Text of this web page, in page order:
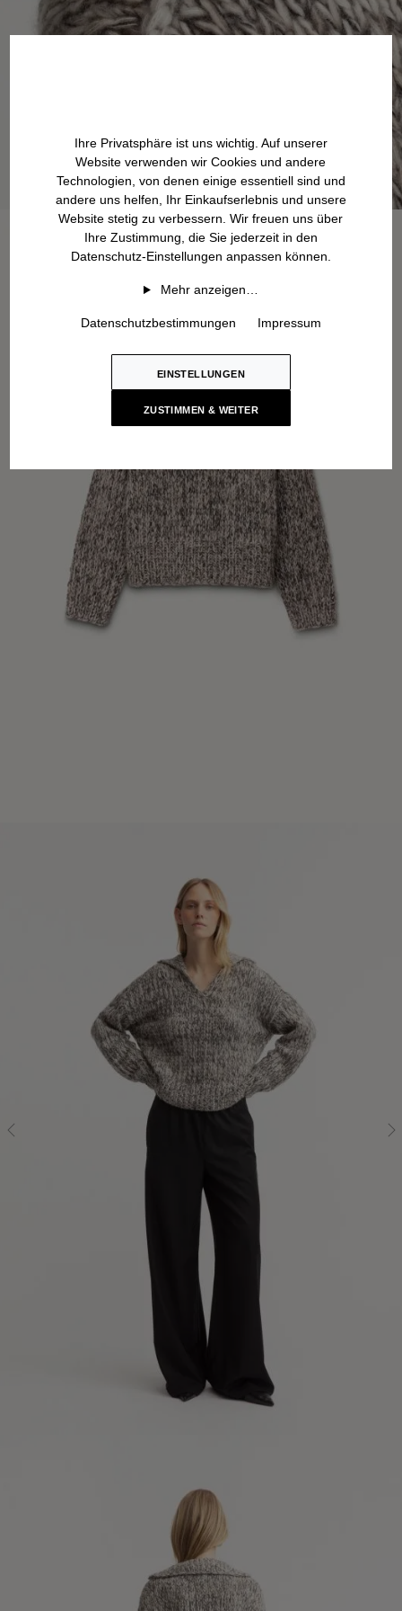
Ihre Privatsphäre ist uns wichtig. Auf unserer
Website verwenden wir Cookies und andere
Technologien, von denen einige essentiell sind und
andere uns helfen, Ihr Einkaufserlebnis und unsere
Website stetig zu verbessern. Wir freuen uns über
Ihre Zustimmung, die Sie jederzeit in den
Datenschutz-Einstellungen anpassen können.
Mehr anzeigen…
Datenschutzbestimmungen Impressum
EINSTELLUNGEN
ZUSTIMMEN & WEITER